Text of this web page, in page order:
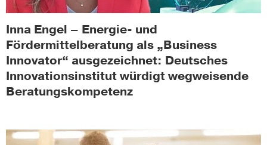
Inna Engel – Energie- und
Fördermittelberatung als „Business
Innovator“ ausgezeichnet: Deutsches
Innovationsinstitut würdigt wegweisende
Beratungskompetenz